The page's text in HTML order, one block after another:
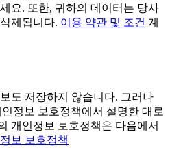
요. 또한, 귀하의 데이터는 당사
제됩니다. 이용 약관 및 조건 계
도 저장하지 않습니다. 그러나
인정보 보호정책에서 설명한 대로
개인정보 보호정책은 다음에서
보 보호정책